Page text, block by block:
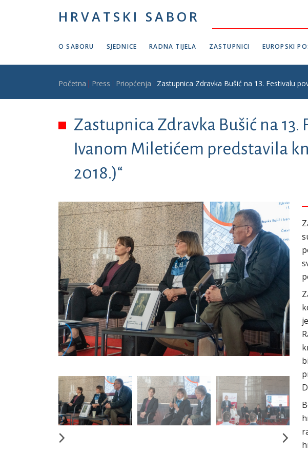
HRVATSKI SABOR
O SABORU SJEDNICE RADNA TIJELA ZASTUPNICI EUROPSKI
Breadcrumb
Početna Press Priopćenja Zastupnica Zdravka Bušić na 13. Festivalu
Zastupnica Zdravka Bušić na
Ivanom Miletićem predstavila
2018.)“